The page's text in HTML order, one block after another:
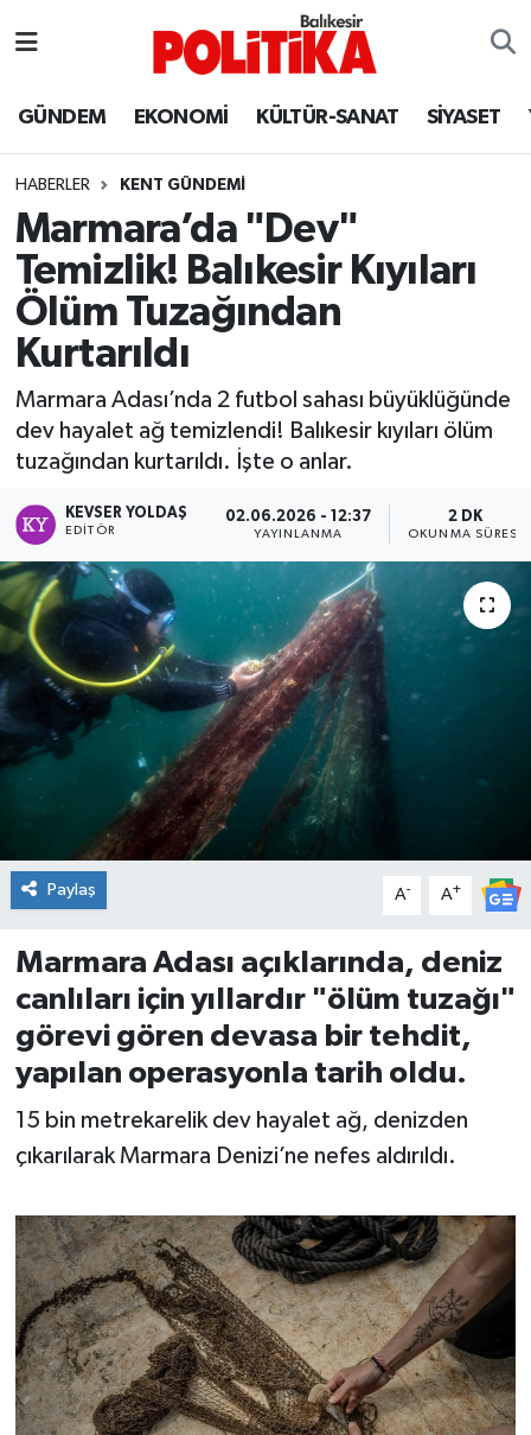
GÜNDEM EKONOMİ KÜLTÜR-SANAT SİYASET
HABERLER KENT GÜNDEMİ
Marmara’da "Dev"
Temizlik! Balıkesir Kıyıları
Ölüm Tuzağından
Kurtarıldı
Marmara Adası’nda 2 futbol sahası büyüklüğünde
dev hayalet ağ temizlendi! Balıkesir kıyıları ölüm
tuzağından kurtarıldı. İşte o anlar.
KEVSER YOLDAŞ
EDITÖR
02.06.2026 - 12:37
YAYINLANMA
2 DK
OKUNMA SÜRESI
Paylaş A- A+
Marmara Adası açıklarında, deniz
canlıları için yıllardır "ölüm tuzağı"
görevi gören devasa bir tehdit,
yapılan operasyonla tarih oldu.
15 bin metrekarelik dev hayalet ağ, denizden
çıkarılarak Marmara Denizi’ne nefes aldırıldı.
Ayvalık
Bandırma
Bigadiç
BİYOGRAFİLER
Burhaniye
ÇEVRE
DÜNYA
Dursunbey
Edremit
EĞİTİM
EKONOMİ
Erdek
Gönen
Havran
İvrindi
Kepsut
KÜLTÜR-SANAT
MAGAZİN
MANŞET
Balıkesir Hava Durumu
Balıkesir Namaz Vakitleri
Balıkesir Trafik Yoğunluk Haritası
Süper Lig Puan Durumu ve Fikstür
Tüm Manşetler
Son Dakika Haberleri
Haber Arşivi